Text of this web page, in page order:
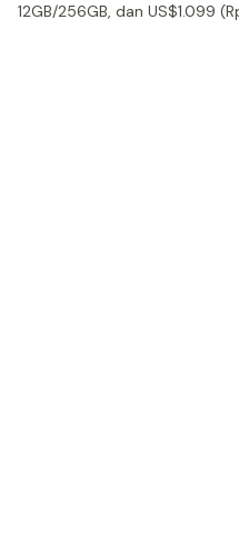
12GB/256GB, dan US$1.099